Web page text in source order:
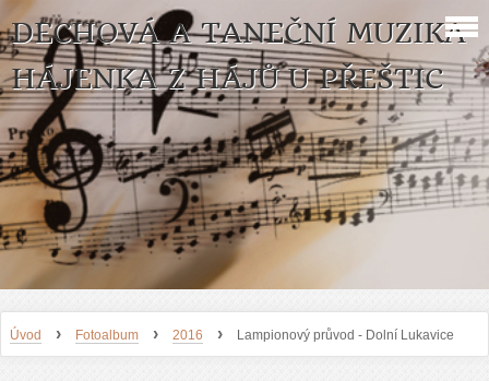
DECHOVÁ A TANEČNÍ MUZIKA
HÁJENKA Z HÁJŮ U PŘEŠTIC
Úvod › Fotoalbum › 2016 › Lampionový průvod - Dolní Lukavice